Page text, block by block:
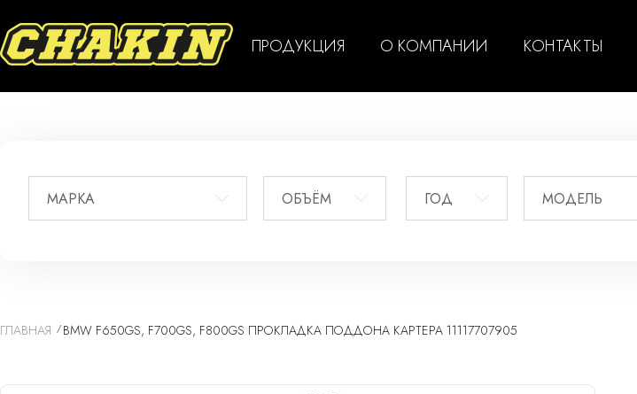
ПРОДУКЦИЯ О КОМПАНИИ КОНТАКТЫ
МАРКА ОБЪЁМ ГОД МОДЕЛЬ
ГЛАВНАЯ BMW F650GS, F700GS, F800GS ПРОКЛАДКА ПОДДОНА КАРТЕРА 11117707905